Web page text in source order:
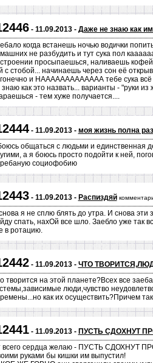
- 11.09.2013 - Даже не знаю как
когда встанешь ночью водички
не разбудить и тут сука пол
просыпаешься, наливаешь
с стобой... начинаешь через сон её
и НААААААААААААА тебе сука всё
знаю как это назвать... варианты - "руки
- тем хуже получается....
- 11.09.2013 - моя жизнь полна
общаться с людьми и единственная
а я боюсь просто подойти к ней,
социофобию
- 11.09.2013 - Распиздяй
я не сплю блять до утра. И снова
спать, нахОй все шло. Заебло уже так
в ротацию.
- 11.09.2013 - ЧТО
творится на этой планете?Всех все
люди,чувство
как их осуществить?Причем
- 11.09.2013 - ПУСТЬ СДОХНУТ
всего сердца желаю - ПУСТЬ СДОХНУТ
руками бы кишки им выпустил!